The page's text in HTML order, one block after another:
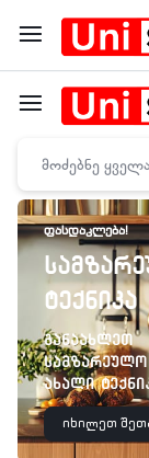
ᲤᲐᲡᲓᲐᲙᲚᲔᲑᲐ!
ტექნიკა
განაახლეთ
სამზარეულო
ახალი
იხილეთ